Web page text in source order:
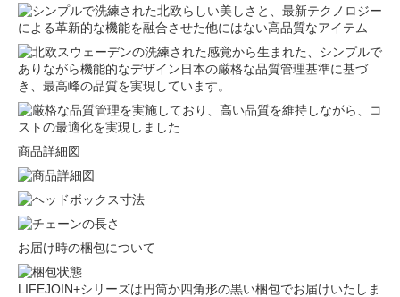
商品詳細図
お届け時の梱包について
LIFEJOIN+シリーズは円筒か四角形の黒い梱包でお届けいたしま